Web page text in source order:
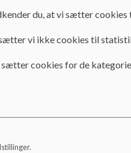
du, at vi sætter
sætter vi ikke cookies til
sætter cookies for de